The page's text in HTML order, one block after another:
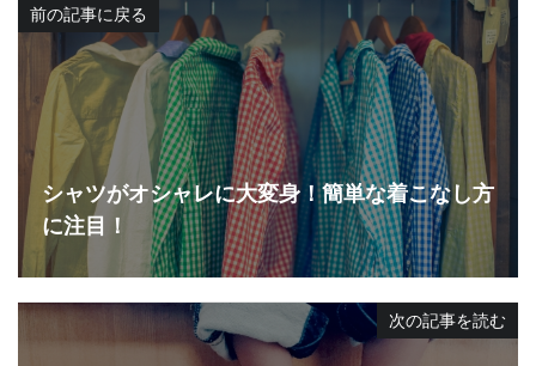
前の記事に戻る
シャツがオシャレに大変身！簡単な着こなし方
に注目！
次の記事を読む